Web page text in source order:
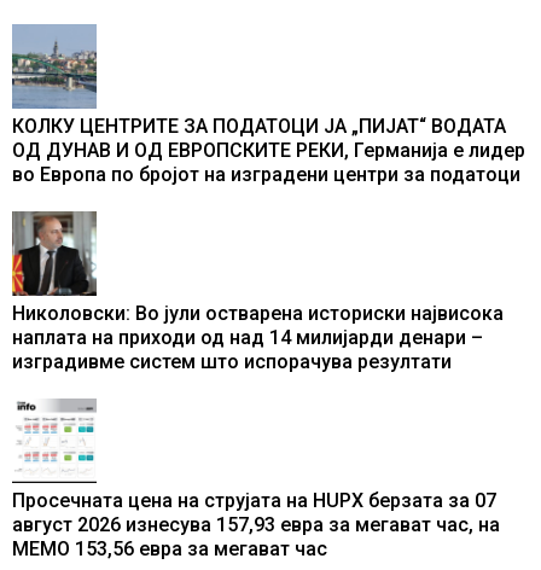
промени текот на историјата
КОЛКУ ЦЕНТРИТЕ ЗА ПОДАТОЦИ ЈА „ПИЈАТ“ ВОДАТА
ОД ДУНАВ И ОД ЕВРОПСКИТЕ РЕКИ, Германија е лидер
во Европа по бројот на изградени центри за податоци
Николовски: Во јули остварена историски највисока
наплата на приходи од над 14 милијарди денари –
изградивме систем што испорачува резултати
Просечната цена на струјата на HUPX берзата за 07
август 2026 изнесува 157,93 евра за мегават час, на
МЕМО 153,56 евра за мегават час